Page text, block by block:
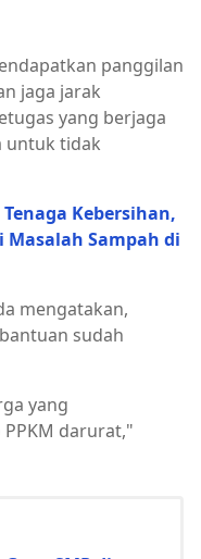
panggilan
jaga jarak
yang berjaga
untuk tidak
Kebersihan,
Masalah Sampah di
mengatakan,
sudah
yang
darurat,"